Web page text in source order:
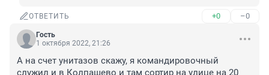
ОТВЕТИТЬ +0 –0
Гость
1 октября 2022, 21:26
А на счет унитазов скажу, я командировочный
служил и в Колпашево и там сортир на улице на 20